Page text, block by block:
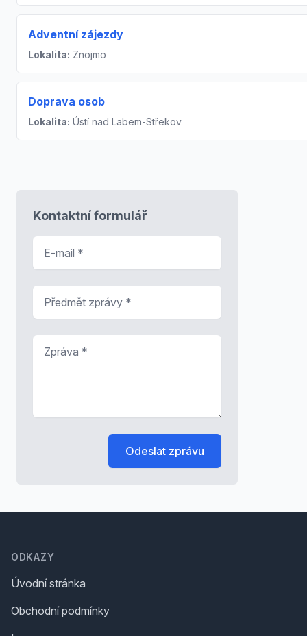
Adventní zájezdy
Lokalita: Znojmo
Doprava osob
Lokalita: Ústí nad Labem-Střekov
Kontaktní formulář
Odeslat zprávu
ODKAZY
Úvodní stránka
Obchodní podmínky